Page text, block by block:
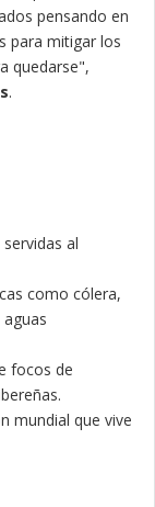
pensando en
para mitigar los
quedarse",
.
al
como cólera,
focos de
mundial que vive